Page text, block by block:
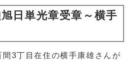
日単光章受章～横手
3丁目在住の横手康雄さんが